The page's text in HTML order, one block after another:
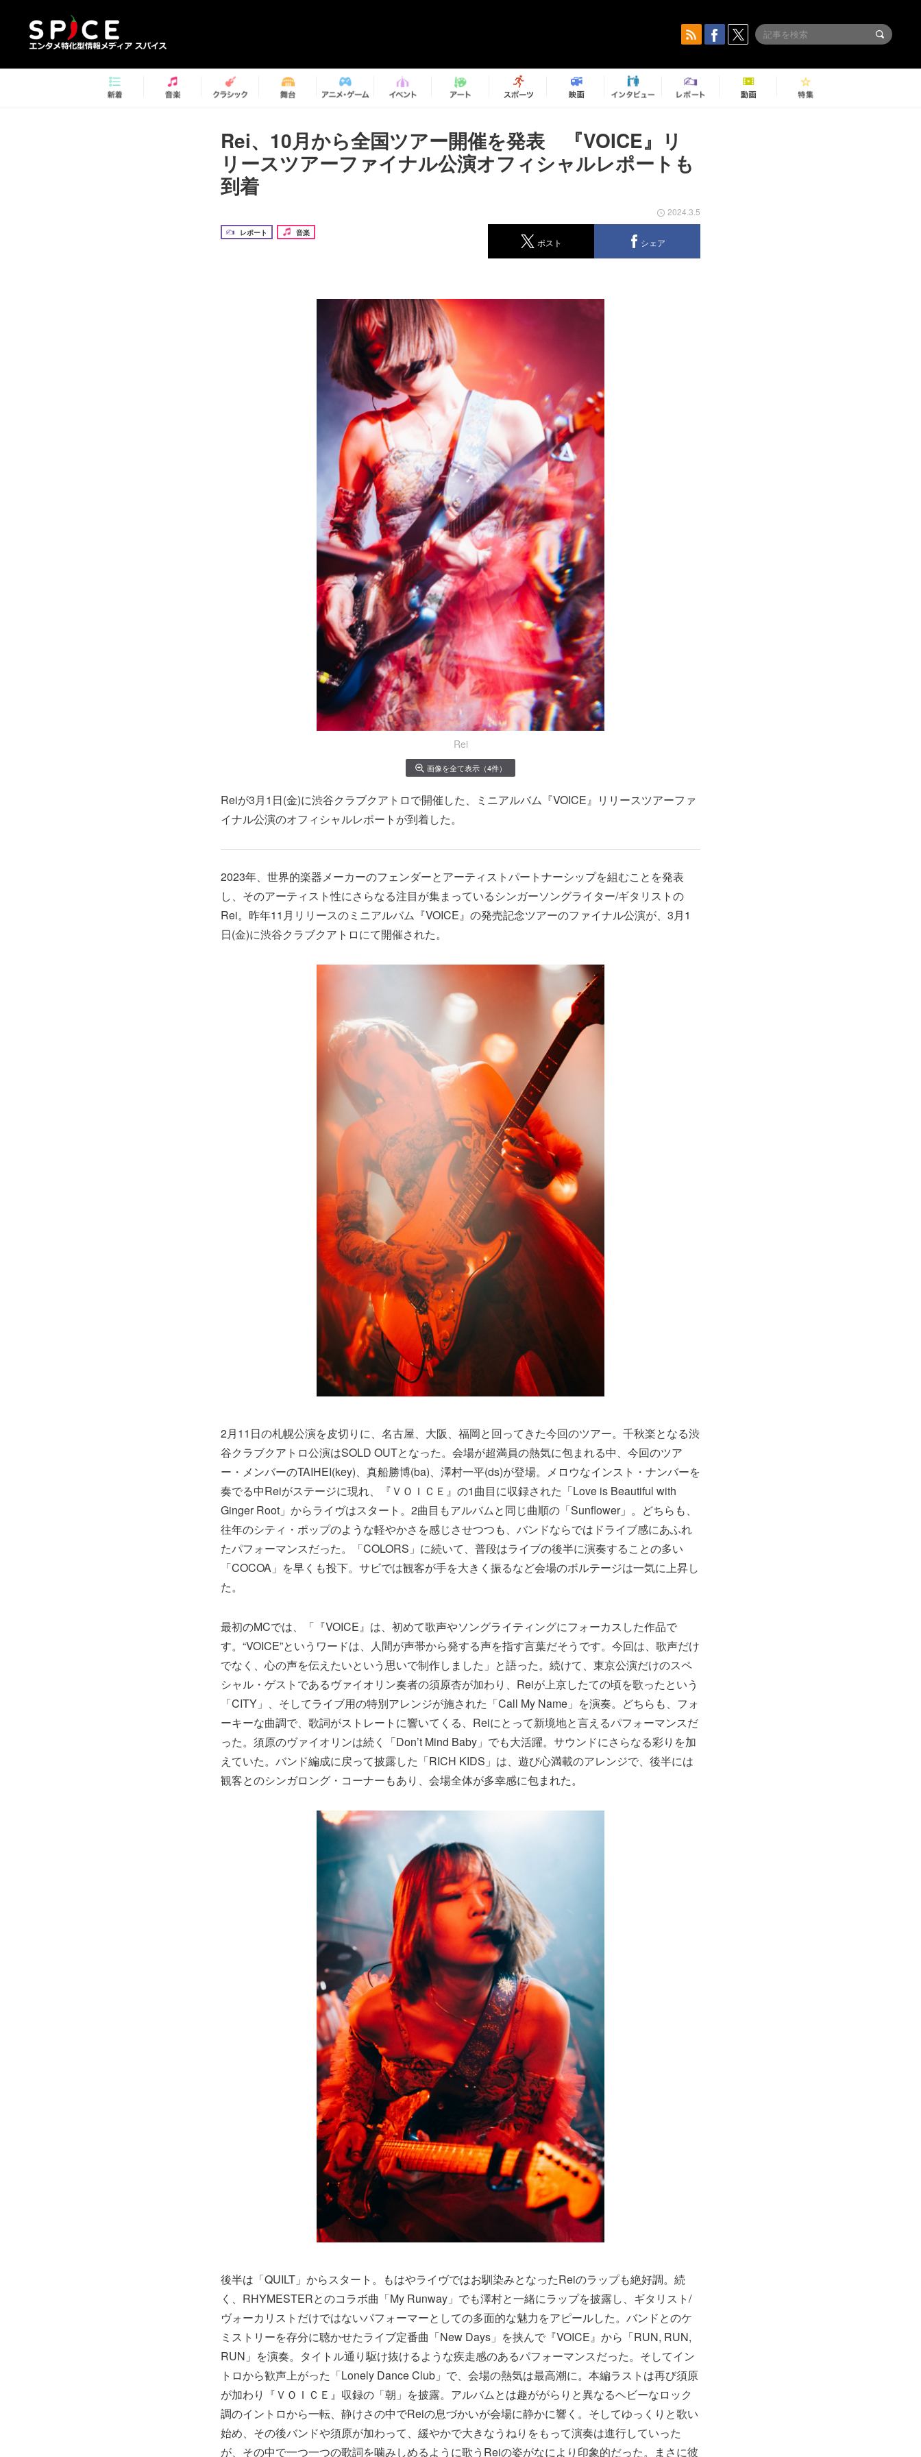
Rei、10月から全国ツアー開催を発表 『VOICE』リ
リースツアーファイナル公演オフィシャルレポートも
到着
レポート 音楽
2024.3.5
ポスト シェア
Rei
画像を全て表示（4件）
Reiが3月1日(金)に渋谷クラブクアトロで開催した、ミニアルバム『VOICE』リリースツアーファ
イナル公演のオフィシャルレポートが到着した。
2023年、世界的楽器メーカーのフェンダーとアーティストパートナーシップを組むことを発表
し、そのアーティスト性にさらなる注目が集まっているシンガーソングライター/ギタリストの
Rei。昨年11月リリースのミニアルバム『VOICE』の発売記念ツアーのファイナル公演が、3月1
日(金)に渋谷クラブクアトロにて開催された。
2月11日の札幌公演を皮切りに、名古屋、大阪、福岡と回ってきた今回のツアー。千秋楽となる渋
谷クラブクアトロ公演はSOLD OUTとなった。会場が超満員の熱気に包まれる中、今回のツア
ー・メンバーのTAIHEI(key)、真船勝博(ba)、澤村一平(ds)が登場。メロウなインスト・ナンバーを
奏でる中Reiがステージに現れ、『ＶＯＩＣＥ』の1曲目に収録された「Love is Beautiful with
Ginger Root」からライヴはスタート。2曲目もアルバムと同じ曲順の「Sunflower」。どちらも、
往年のシティ・ポップのような軽やかさを感じさせつつも、バンドならではドライブ感にあふれ
たパフォーマンスだった。「COLORS」に続いて、普段はライブの後半に演奏することの多い
「COCOA」を早くも投下。サビでは観客が手を大きく振るなど会場のボルテージは一気に上昇し
た。
最初のMCでは、「『VOICE』は、初めて歌声やソングライティングにフォーカスした作品で
す。“VOICE”というワードは、人間が声帯から発する声を指す言葉だそうです。今回は、歌声だけ
でなく、心の声を伝えたいという思いで制作しました」と語った。続けて、東京公演だけのスペ
シャル・ゲストであるヴァイオリン奏者の須原杏が加わり、Reiが上京したての頃を歌ったという
「CITY」、そしてライブ用の特別アレンジが施された「Call My Name」を演奏。どちらも、フォ
ーキーな曲調で、歌詞がストレートに響いてくる、Reiにとって新境地と言えるパフォーマンスだ
った。須原のヴァイオリンは続く「Don’t Mind Baby」でも大活躍。サウンドにさらなる彩りを加
えていた。バンド編成に戻って披露した「RICH KIDS」は、遊び心満載のアレンジで、後半には
観客とのシンガロング・コーナーもあり、会場全体が多幸感に包まれた。
後半は「QUILT」からスタート。もはやライヴではお馴染みとなったReiのラップも絶好調。続
く、RHYMESTERとのコラボ曲「My Runway」でも澤村と一緒にラップを披露し、ギタリスト/
ヴォーカリストだけではないパフォーマーとしての多面的な魅力をアピールした。バンドとのケ
ミストリーを存分に聴かせたライブ定番曲「New Days」を挟んで『VOICE』から「RUN, RUN,
RUN」を演奏。タイトル通り駆け抜けるような疾走感のあるパフォーマンスだった。そしてイン
トロから歓声上がった「Lonely Dance Club」で、会場の熱気は最高潮に。本編ラストは再び須原
が加わり『ＶＯＩＣＥ』収録の「朝」を披露。アルバムとは趣ががらりと異なるヘビーなロック
調のイントロから一転、静けさの中でReiの息づかいが会場に静かに響く。そしてゆっくりと歌い
始め、その後バンドや須原が加わって、緩やかで大きなうねりをもって演奏は進行していった
が、その中で一つ一つの歌詞を噛みしめるように歌うReiの姿がなにより印象的だった。まさに彼